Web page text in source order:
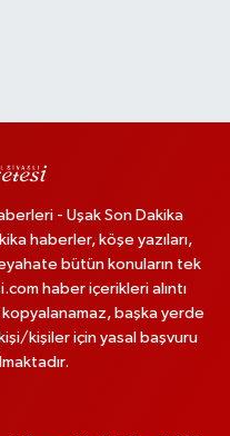
- Uşak Son Dakika
haberler, köşe yazıları,
bütün konuların tek
haber içerikleri alıntı
kopyalanamaz, başka yerde
kişi/kişiler için yasal başvuru